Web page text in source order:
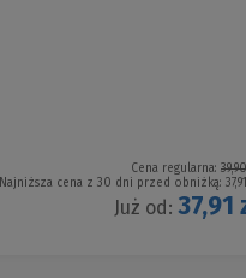
Cena regularna:
Najniższa cena z 30 dni przed obniżką:
Już od: 37,91